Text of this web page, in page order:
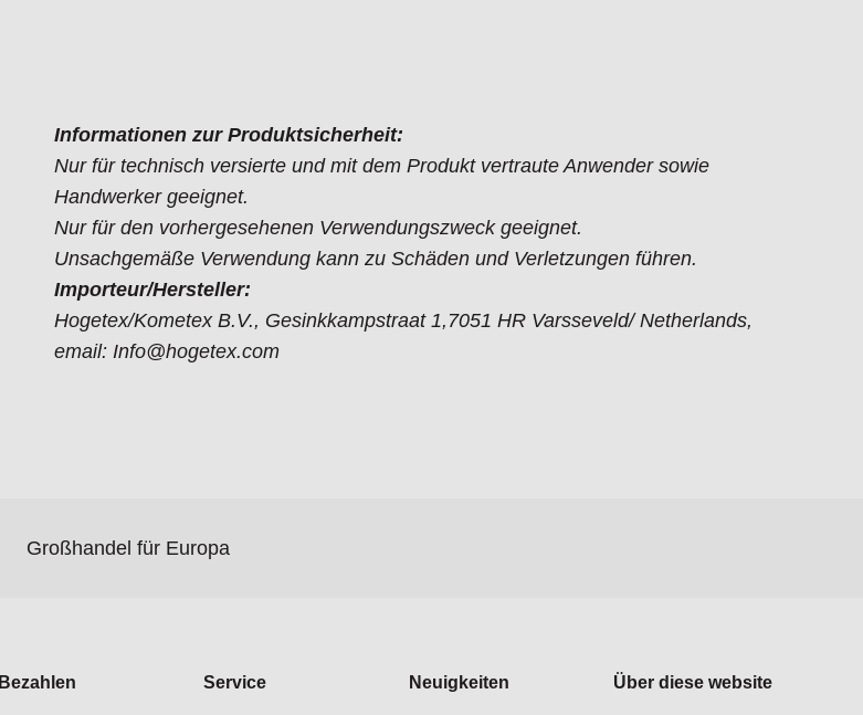
Informationen zur Produktsicherheit:
Nur für technisch versierte und mit dem Produkt vertraute Anwender sowie
Handwerker geeignet.
Nur für den vorhergesehenen Verwendungszweck geeignet.
Unsachgemäße Verwendung kann zu Schäden und Verletzungen führen.
Importeur/Hersteller:
Hogetex/Kometex B.V., Gesinkkampstraat 1,7051 HR Varsseveld/ Netherlands,
email: Info@hogetex.com
Großhandel für Europa
Bezahlen Service Neuigkeiten Über diese website